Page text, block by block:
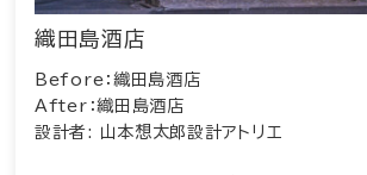
織田島酒店
Before：織田島酒店
After：織田島酒店
設計者: 山本想太郎設計アトリエ